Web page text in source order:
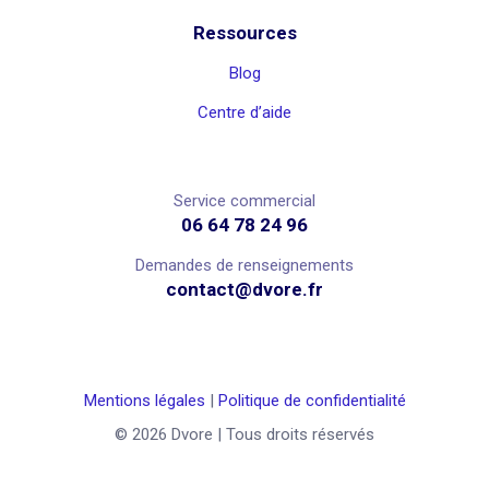
Ressources
Blog
Centre d’aide
Service commercial
06 64 78 24 96
Demandes de renseignements
contact@dvore.fr
Mentions légales | Politique de confidentialité
© 2026 Dvore | Tous droits réservés